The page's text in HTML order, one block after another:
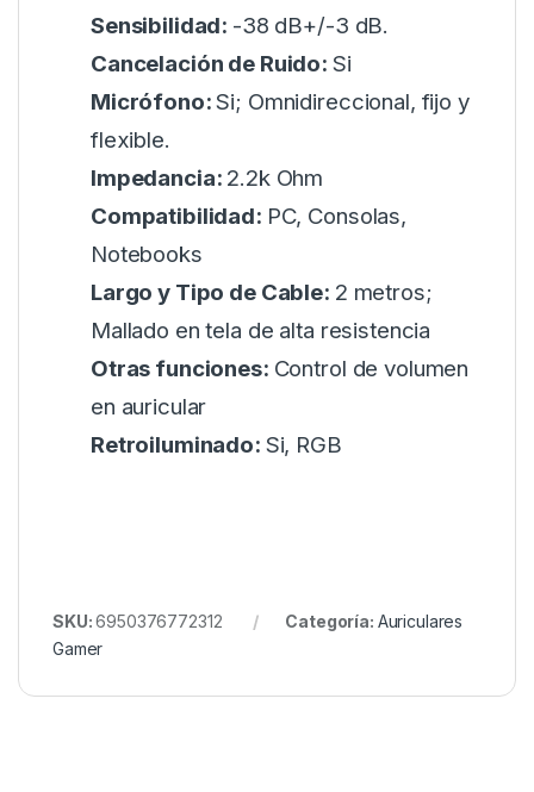
Sensibilidad: -38 dB+/-3 dB.
Cancelación de Ruido: Si
Micrófono:Si; Omnidireccional, fijo y
flexible.
Impedancia: 2.2k Ohm
Compatibilidad: PC, Consolas,
Notebooks
Largo y Tipo de Cable: 2 metros;
Mallado en tela de alta resistencia
Otras funciones: Control de volumen
en auricular
Retroiluminado: Si, RGB
SKU:6950376772312 Categoría: Auriculares
Gamer